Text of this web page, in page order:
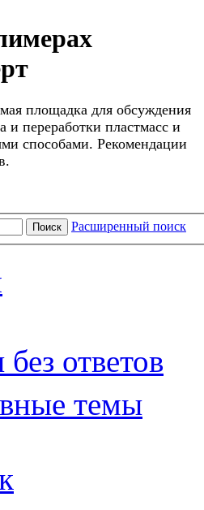
площадка для обсуждения
и переработки пластмасс и
способами. Рекомендации
Поиск Расширенный поиск
ответов
темы